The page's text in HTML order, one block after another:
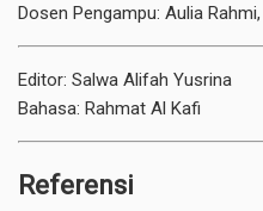
Dosen Pengampu: Aulia Rahmi,
Editor: Salwa Alifah Yusrina
Bahasa: Rahmat Al Kafi
Referensi